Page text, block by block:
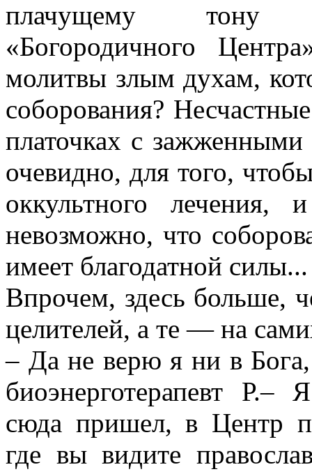
плачущему тону
«Богородичного
молитвы злым духам,
соборования?
платочках с
очевидно, для того,
оккультного лечения,
невозможно, что
имеет благодатной силы...
Впрочем, здесь больше,
целителей, а те — на
– Да не верю я ни в Бога,
биоэнерготерапевт Р.–
сюда пришел, в Центр
где вы видите